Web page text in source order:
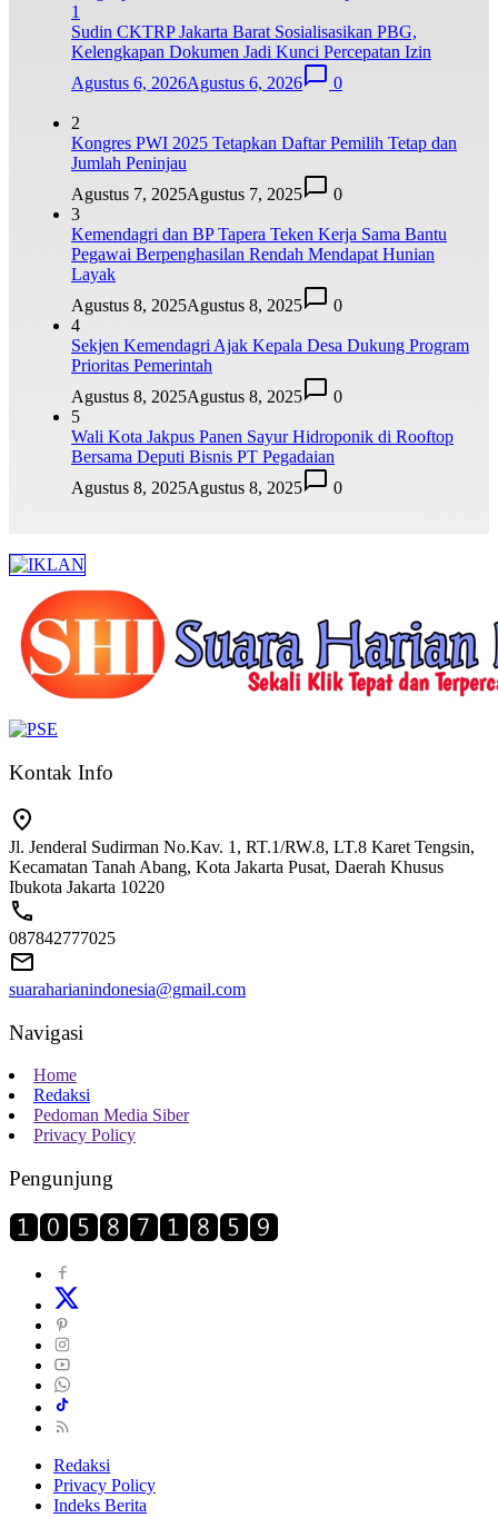
1
Sudin CKTRP Jakarta Barat Sosialisasikan PBG,
Kelengkapan Dokumen Jadi Kunci Percepatan Izin
Agustus 6, 2026Agustus 6, 2026 0
2
Kongres PWI 2025 Tetapkan Daftar Pemilih Tetap dan
Jumlah Peninjau
Agustus 7, 2025Agustus 7, 2025
0
3
Kemendagri dan BP Tapera Teken Kerja Sama Bantu
Pegawai Berpenghasilan Rendah Mendapat Hunian
Layak
Agustus 8, 2025Agustus 8, 2025
0
4
Sekjen Kemendagri Ajak Kepala Desa Dukung Program
Prioritas Pemerintah
Agustus 8, 2025Agustus 8, 2025
0
5
Wali Kota Jakpus Panen Sayur Hidroponik di Rooftop
Bersama Deputi Bisnis PT Pegadaian
Agustus 8, 2025Agustus 8, 2025 0
Kontak Info
Jl. Jenderal Sudirman No.Kav. 1, RT.1/RW.8, LT.8 Karet Tengsin,
Kecamatan Tanah Abang, Kota Jakarta Pusat, Daerah Khusus
Ibukota Jakarta 10220
087842777025
suaraharianindonesia@gmail.com
Navigasi
Home
Redaksi
Pedoman Media Siber
Privacy Policy
Pengunjung
Redaksi
Privacy Policy
Indeks Berita